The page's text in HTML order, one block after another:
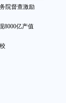
院督查激励
8000亿产值